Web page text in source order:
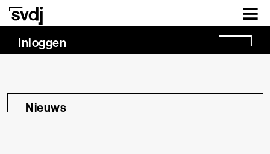
Naar hoofdinhoud
Inloggen
Nieuws